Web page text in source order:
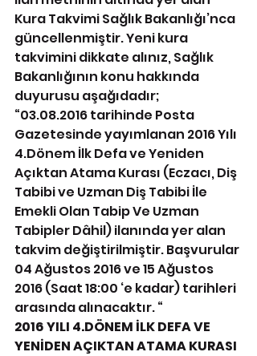
Kura Takvimi Sağlık Bakanlığı’nca
güncellenmiştir. Yeni kura
takvimini dikkate alınız, Sağlık
Bakanlığının konu hakkında
duyurusu aşağıdadır;
“03.08.2016 tarihinde Posta
Gazetesinde yayımlanan 2016 Yılı
4.Dönem İlk Defa ve Yeniden
Açıktan Atama Kurası (Eczacı, Diş
Tabibi ve Uzman Diş Tabibi İle
Emekli Olan Tabip Ve Uzman
Tabipler Dâhil) ilanında yer alan
takvim değiştirilmiştir. Başvurular
04 Ağustos 2016 ve 15 Ağustos
2016 (Saat 18:00 ‘e kadar) tarihleri
arasında alınacaktır. “
2016 YILI 4.DÖNEM İLK DEFA VE
YENİDEN AÇIKTAN ATAMA KURASI